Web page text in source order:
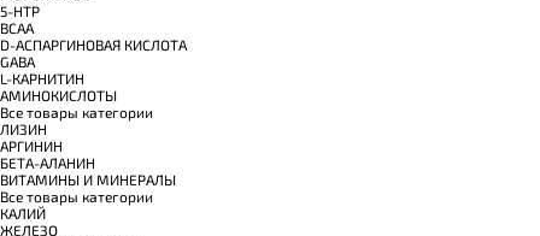
5-HTP
BCAA
D-АСПАРГИНОВАЯ КИСЛОТА
GABA
L-КАРНИТИН
АМИНОКИСЛОТЫ
Все товары категории
ЛИЗИН
АРГИНИН
БЕТА-АЛАНИН
ВИТАМИНЫ И МИНЕРАЛЫ
Все товары категории
КАЛИЙ
ЖЕЛЕЗО